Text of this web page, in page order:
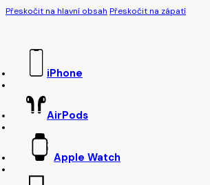
Přeskočit na hlavní obsah Přeskočit na zápatí
iPhone
AirPods
Apple Watch